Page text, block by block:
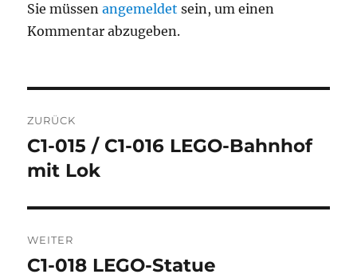
Sie müssenangemeldet sein, um einen
Kommentar abzugeben.
ZURÜCK
Vorheriger
Beitrag:
C1-015 / C1-016 LEGO-Bahnhof
mit Lok
WEITER
Nächster
C1-018 LEGO-Statue